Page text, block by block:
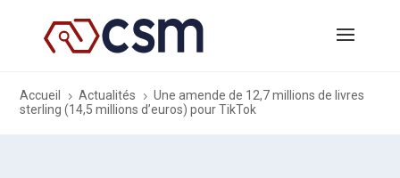
Accueil 5 Actualités 5 Une amende de 12,7 millions de livres
sterling (14,5 millions d’euros) pour TikTok